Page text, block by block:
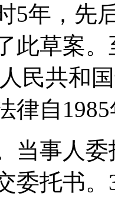
5年，先
此草案
民共和
律自
当事人
委托书